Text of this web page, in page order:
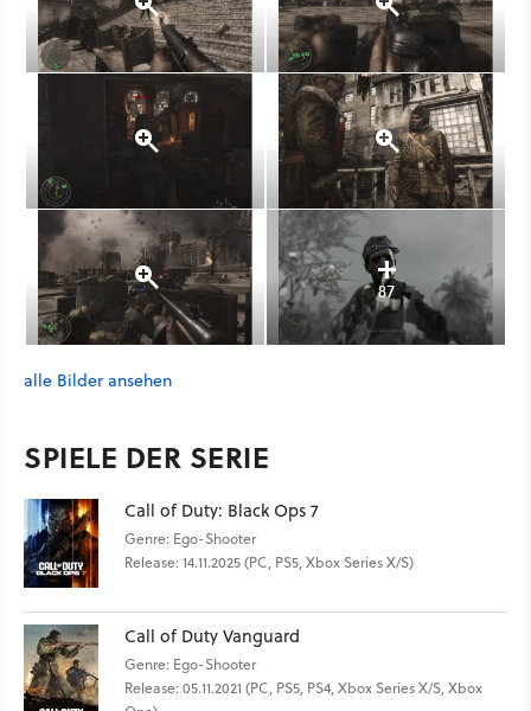
87
alle Bilder ansehen
SPIELE DER SERIE
Call of Duty: Black Ops 7
Genre: Ego-Shooter
Release: 14.11.2025 (PC, PS5, Xbox Series X/S)
Call of Duty Vanguard
Genre: Ego-Shooter
Release: 05.11.2021 (PC, PS5, PS4, Xbox Series X/S, Xbox